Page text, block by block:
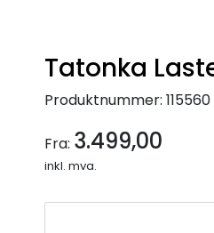
Tatonka
Produktnummer: 115560
Fra: 3.499,00
inkl. mva.